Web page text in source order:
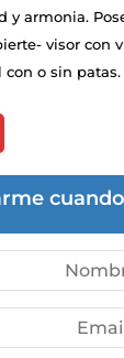
y armonia.
visor con
o sin patas.